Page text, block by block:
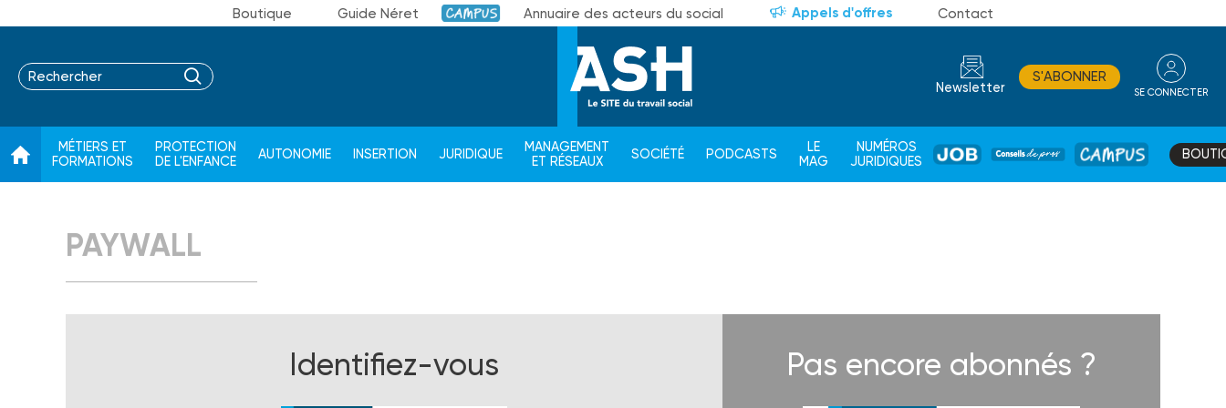
Boutique Guide Néret Campus Annuaire des acteurs du social Appels d'offres Contact
Newsletter
S'ABONNER
SE CONNECTER
MÉTIERS ET
FORMATIONS
PROTECTION
DE L'ENFANCE
AUTONOMIE INSERTION JURIDIQUE
MANAGEMENT
ET RÉSEAUX
SOCIÉTÉ PODCASTS
LE
MAG
NUMÉROS
JURIDIQUES
JOB
DE
CAMPUS
PAYWALL
Identifiez-vous Pas encore abonnés ?